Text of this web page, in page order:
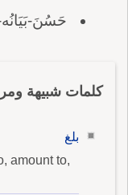
حَسُنَ-
كلمات شبيهة
بلغ
amount to,